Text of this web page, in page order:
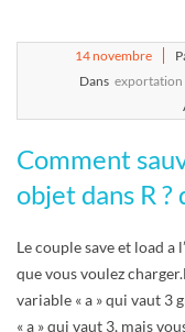
14novembre
Dans exportation
Comment
objet dans R
Le couple save et load a
que vous voulez
variable « a » qui vaut 3
« a » qui vaut 3, mais